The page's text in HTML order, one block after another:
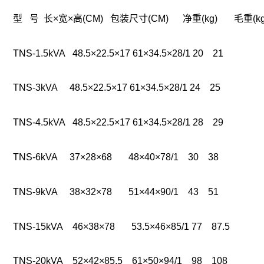
型 号 长×宽×高(CM) 包装尺寸(CM) 净重(kg) 毛重
TNS-1.5kVA 48.5×22.5×17 61×34.5×28/1 20 21
TNS-3kVA 48.5×22.5×17 61×34.5×28/1 24 25
TNS-4.5kVA 48.5×22.5×17 61×34.5×28/1 28 29
TNS-6kVA 37×28×68 48×40×78/1 30 38
TNS-9kVA 38×32×78 51×44×90/1 43 51
TNS-15kVA 46×38×78 53.5×46×85/1 77 87.5
TNS-20kVA 52×42×85.5 61×50×94/1 98 108